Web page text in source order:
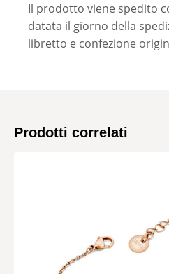
Il prodotto viene spedito
datata il giorno della
libretto e confezione
Prodotti correlati